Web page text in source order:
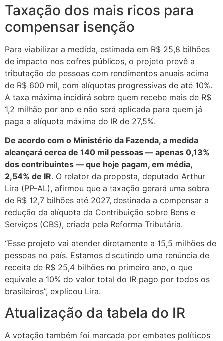
Taxação dos mais ricos para
compensar isenção
Para viabilizar a medida, estimada em R$ 25,8 bilhões
de impacto nos cofres públicos, o projeto prevê a
tributação de pessoas com rendimentos anuais acima
de R$ 600 mil, com alíquotas progressivas de até 10%.
A taxa máxima incidirá sobre quem recebe mais de R$
1,2 milhão por ano e não será aplicada para quem já
paga a alíquota máxima do IR de 27,5%.
De acordo com o Ministério da Fazenda, a medida
alcançará cerca de 140 mil pessoas — apenas 0,13%
dos contribuintes — que hoje pagam, em média,
2,54% de IR. O relator da proposta, deputado Arthur
Lira (PP-AL), afirmou que a taxação gerará uma sobra
de R$ 12,7 bilhões até 2027, destinada a compensar a
redução da alíquota da Contribuição sobre Bens e
Serviços (CBS), criada pela Reforma Tributária.
“Esse projeto vai atender diretamente a 15,5 milhões de
pessoas no país. Estamos discutindo uma renúncia de
receita de R$ 25,4 bilhões no primeiro ano, o que
equivale a 10% do valor total do IR pago por todos os
brasileiros”, explicou Lira.
Atualização da tabela do IR
A votação também foi marcada por embates políticos